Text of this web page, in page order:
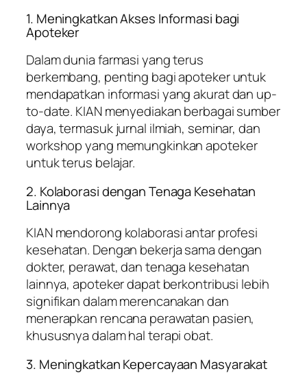
1. Meningkatkan Akses Informasi bagi
Apoteker
Dalam dunia farmasi yang terus
berkembang, penting bagi apoteker untuk
mendapatkan informasi yang akurat dan up-
to-date. KIAN menyediakan berbagai sumber
daya, termasuk jurnal ilmiah, seminar, dan
workshop yang memungkinkan apoteker
untuk terus belajar.
2. Kolaborasi dengan Tenaga Kesehatan
Lainnya
KIAN mendorong kolaborasi antar profesi
kesehatan. Dengan bekerja sama dengan
dokter, perawat, dan tenaga kesehatan
lainnya, apoteker dapat berkontribusi lebih
signifikan dalam merencanakan dan
menerapkan rencana perawatan pasien,
khususnya dalam hal terapi obat.
3. Meningkatkan Kepercayaan Masyarakat